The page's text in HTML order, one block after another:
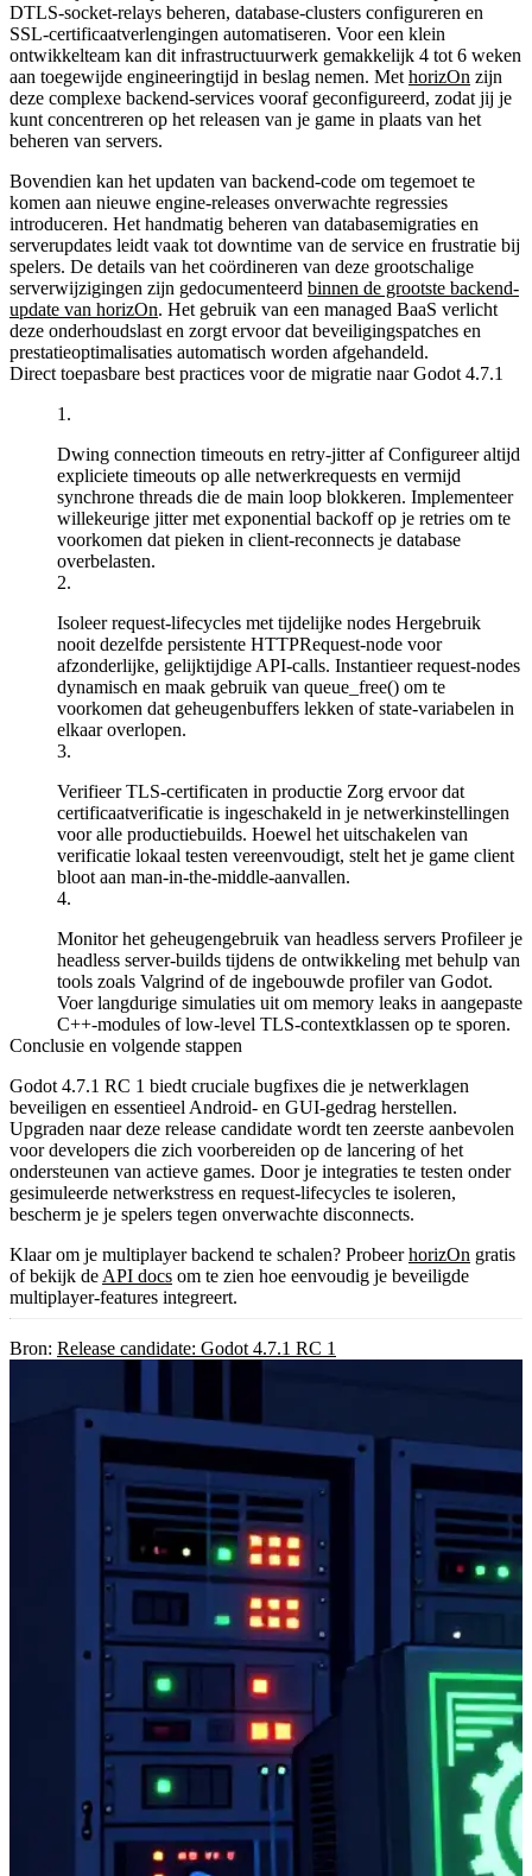
DTLS-socket-relays beheren, database-clusters configureren en
SSL-certificaatverlengingen automatiseren. Voor een klein
ontwikkelteam kan dit infrastructuurwerk gemakkelijk 4 tot 6 weken
aan toegewijde engineeringtijd in beslag nemen. MethorizOn zijn
deze complexe backend-services vooraf geconfigureerd, zodat jij je
kunt concentreren op het releasen van je game in plaats van het
beheren van servers.
Bovendien kan het updaten van backend-code om tegemoet te
komen aan nieuwe engine-releases onverwachte regressies
introduceren. Het handmatig beheren van databasemigraties en
serverupdates leidt vaak tot downtime van de service en frustratie bij
spelers. De details van het coördineren van deze grootschalige
serverwijzigingen zijn gedocumenteerd binnen de grootste backend-
update van horizOn. Het gebruik van een managed BaaS verlicht
deze onderhoudslast en zorgt ervoor dat beveiligingspatches en
prestatieoptimalisaties automatisch worden afgehandeld.
Direct toepasbare best practices voor de migratie naar Godot 4.7.1
Dwing connection timeouts en retry-jitter afConfigureer altijd
expliciete timeouts op alle netwerkrequests en vermijd
synchrone threads die de main loop blokkeren. Implementeer
willekeurige jitter met exponential backoff op je retries om te
voorkomen dat pieken in client-reconnects je database
overbelasten.
Isoleer request-lifecycles met tijdelijke nodes Hergebruik
nooit dezelfde persistente HTTPRequest-node voor
afzonderlijke, gelijktijdige API-calls. Instantieer request-nodes
dynamisch en maak gebruik van queue_free() om te
voorkomen dat geheugenbuffers lekken of state-variabelen in
elkaar overlopen.
Verifieer TLS-certificaten in productie Zorg ervoor dat
certificaatverificatie is ingeschakeld in je netwerkinstellingen
voor alle productiebuilds. Hoewel het uitschakelen van
verificatie lokaal testen vereenvoudigt, stelt het je game client
bloot aan man-in-the-middle-aanvallen.
Monitor het geheugengebruik van headless servers Profileer je
headless server-builds tijdens de ontwikkeling met behulp van
tools zoals Valgrind of de ingebouwde profiler van Godot.
Voer langdurige simulaties uit om memory leaks in aangepaste
C++-modules of low-level TLS-contextklassen op te sporen.
Conclusie en volgende stappen
Godot 4.7.1 RC 1 biedt cruciale bugfixes die je netwerklagen
beveiligen en essentieel Android- en GUI-gedrag herstellen.
Upgraden naar deze release candidate wordt ten zeerste aanbevolen
voor developers die zich voorbereiden op de lancering of het
ondersteunen van actieve games. Door je integraties te testen onder
gesimuleerde netwerkstress en request-lifecycles te isoleren,
bescherm je je spelers tegen onverwachte disconnects.
Klaar om je multiplayer backend te schalen? ProbeerhorizOn gratis
of bekijk deAPI docs om te zien hoe eenvoudig je beveiligde
multiplayer-features integreert.
Bron: Release candidate: Godot 4.7.1 RC 1